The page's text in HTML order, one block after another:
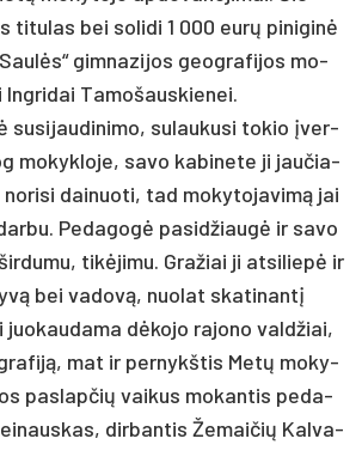
ti­tu­las bei so­li­di 1 000 eurų pi­ni­ginė
gim­na­zi­jos geog­ra­fi­jos mo­
Ta­mo­šaus­kie­nei.
su­si­jau­di­ni­mo, su­lau­ku­si to­kio įver­
mo­kyk­lo­je, sa­vo ka­bi­ne­te ji jau­čia­
dai­nuo­ti, tad mo­ky­to­ja­vimą jai
Pe­da­gogė pa­si­džiaugė ir sa­vo
tikė­ji­mu. Gra­žiai ji at­si­liepė ir
bei va­dovą, nuo­lat ska­ti­nantį
juo­kau­da­ma dėko­jo ra­jo­no vald­žiai,
mat ir per­nykš­tis Metų mo­ky­
pa­slap­čių vai­kus mo­kan­tis pe­da­
dir­ban­tis Že­mai­čių Kal­va­